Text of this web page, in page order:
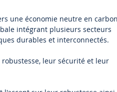
une économie neutre en
intégrant plusieurs secteurs
durables et interconnectés.
robustesse, leur sécurité et leur